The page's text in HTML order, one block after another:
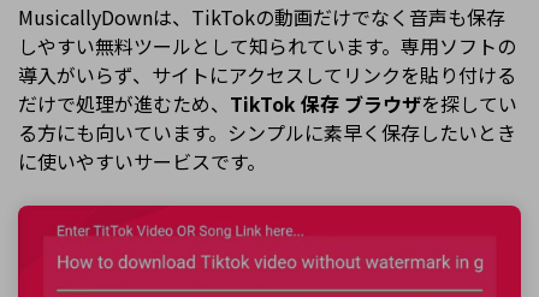
MusicallyDownは、TikTokの動画だけでなく音声も保存
しやすい無料ツールとして知られています。専用ソフトの
導入がいらず、サイトにアクセスしてリンクを貼り付ける
だけで処理が進むため、 TikTok 保存 ブラウザを探してい
る方にも向いています。シンプルに素早く保存したいとき
に使いやすいサービスです。